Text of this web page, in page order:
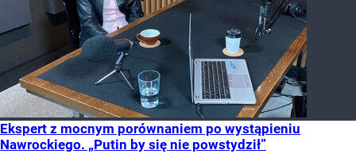
Ekspert z mocnym porównaniem po wystąpieniu
Nawrockiego. „Putin by się nie powstydził”